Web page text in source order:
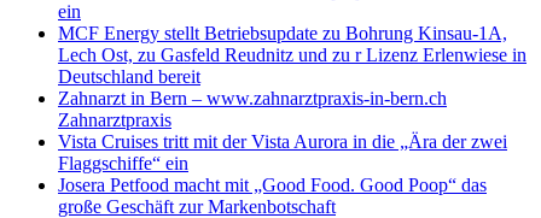
ein
MCF Energy stellt Betriebsupdate zu Bohrung Kinsau-1A,
Lech Ost, zu Gasfeld Reudnitz und zu r Lizenz Erlenwiese in
Deutschland bereit
Zahnarzt in Bern – www.zahnarztpraxis-in-bern.ch
Zahnarztpraxis
Vista Cruises tritt mit der Vista Aurora in die „Ära der zwei
Flaggschiffe“ ein
Josera Petfood macht mit „Good Food. Good Poop“ das
große Geschäft zur Markenbotschaft